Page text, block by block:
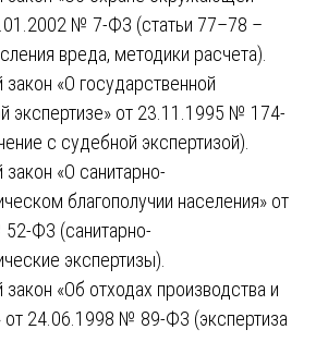
№ 7-ФЗ (статьи 77–78 –
вреда, методики расчета).
«О государственной
экспертизе» от 23.11.1995 № 174-
с судебной экспертизой).
«О санитарно-
благополучии населения» от
ФЗ (санитарно-
экспертизы).
«Об отходах производства и
от 24.06.1998 № 89-ФЗ (экспертиза